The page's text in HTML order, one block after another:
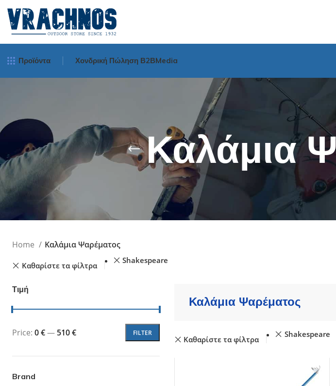
Προϊόντα
Μηχανισμοί Ψαρέματος
Surf Casting
Bait Cast - Οριζόντιου Τυμπάνου
Οριζοντίου Tυμπάνου
Νήματα Ψαρέματος
Πετονιές Ψαρέματος
Πετονιές
Πετονιές Αόρατες (Fluorocarbon)
Τεχνητά Δολώματα
Πλάνα - Slow Jigging
Καλαμαριέρες
Καλάμια
Spinning -
Spinning 2
Spinning 3 / 4 /
Spinning LRF
EGI - Για
Καθετή &
Βάρκα)
Surf Casting -
Surf Casting - 3
Ψάρεμα από
Χονδρική Πώληση Β2ΒMedia
Καλάμια
Home Καλάμια Ψαρέματος
Καθαρίστε τα φίλτρα
Shakespeare
Τιμή
FILTER
Price: 0 €— 510 €
Brand
Καλάμια Ψαρέματος
Καθαρίστε τα φίλτρα
Shakespeare